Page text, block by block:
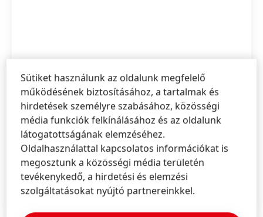
A vállalat új felvételi platformot és gyorsított
eljárást vezetett be, amely lehetővé teszi a
pályázóknak, hogy mindössze 1 percen belül
jelentkezhessenek
Magas
Alacsony
Hozzáadás Saját tartalomhoz
Sütiket használunk az oldalunk megfelelő
működésének biztosításához, a tartalmak és
hirdetések személyre szabásához, közösségi
média funkciók felkínálásához és az oldalunk
látogatottságának elemzéséhez.
Oldalhasználattal kapcsolatos információkat is
megosztunk a közösségi média területén
tevékenykedő, a hirdetési és elemzési
szolgáltatásokat nyújtó partnereinkkel.